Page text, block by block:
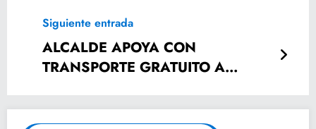
Siguiente entrada
ALCALDE APOYA CON
TRANSPORTE GRATUITO A